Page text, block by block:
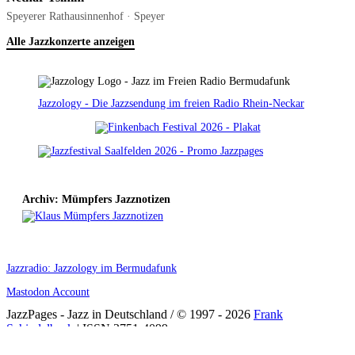
Speyerer Rathausinnenhof · Speyer
Alle Jazzkonzerte anzeigen
Jazzology - Die Jazzsendung im freien Radio Rhein-Neckar
Archiv: Mümpfers Jazznotizen
Jazzradio: Jazzology im Bermudafunk
Mastodon Account
JazzPages - Jazz in Deutschland / © 1997 - 2026 Frank
Schindelbeck | ISSN 2751-4099